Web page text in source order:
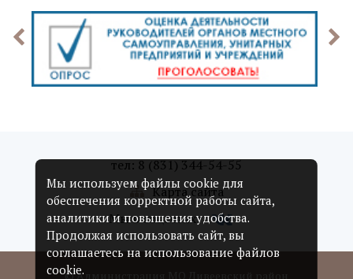
тел: 8 (831) 344-54-55
Карта сайта
Мы в соцсетях:
© Администрация МО Дивеевский район
Мы используем файлы cookie для
обеспечения корректной работы сайта,
аналитики и повышения удобства.
Продолжая использовать сайт, вы
соглашаетесь на использование файлов
cookie.